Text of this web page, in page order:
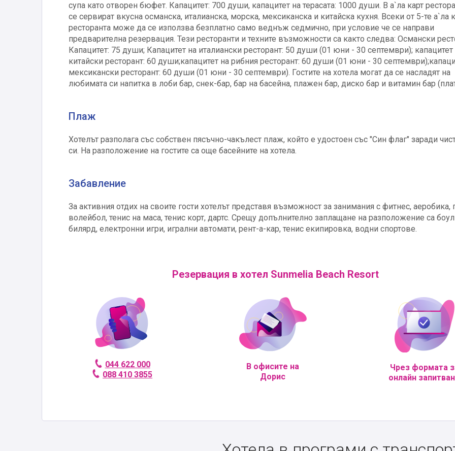
супа като отворен бюфет. Капацитет: 700 души, капацитет на терасата: 1000 души. В а`ла карт
се сервират вкусна османска, италианска, морска, мексиканска и китайска кухня. Всеки от 5-те а`ла
ресторанта може да се използва безплатно само веднъж седмично, при условие че се направи
предварителна резервация. Тези ресторанти и техните възможности са както следва: Османски
Капацитет: 75 души; Капацитет на италиански ресторант: 50 души (01 юни - 30 септември); капацитет
китайски ресторант: 60 души;капацитет на рибния ресторант: 60 души (01 юни - 30
мексикански ресторант: 60 души (01 юни - 30 септември). Гостите на хотела могат да се насладят на
любимата си напитка в лоби бар, снек-бар, бар на басейна, плажен бар, диско бар и витамин бар
Плаж
Хотелът разполага със собствен пясъчно-чакълест плаж, който е удостоен със "Син флаг" заради
си. На разположение на гостите са още басейните на хотела.
Забавление
За активния отдих на своите гости хотелът представя възможност за занимания с фитнес, аеробика,
волейбол, тенис на маса, тенис корт, дартс. Срещу допълнително заплащане на разположение са
билярд, електронни игри, игрални автомати, рент-а-кар, тенис екипировка, водни спортове.
Резервация в хотел Sunmelia Beach Resort
044 622 000
088 410 3855
В офисите на
Дорис
Чрез формата
онлайн